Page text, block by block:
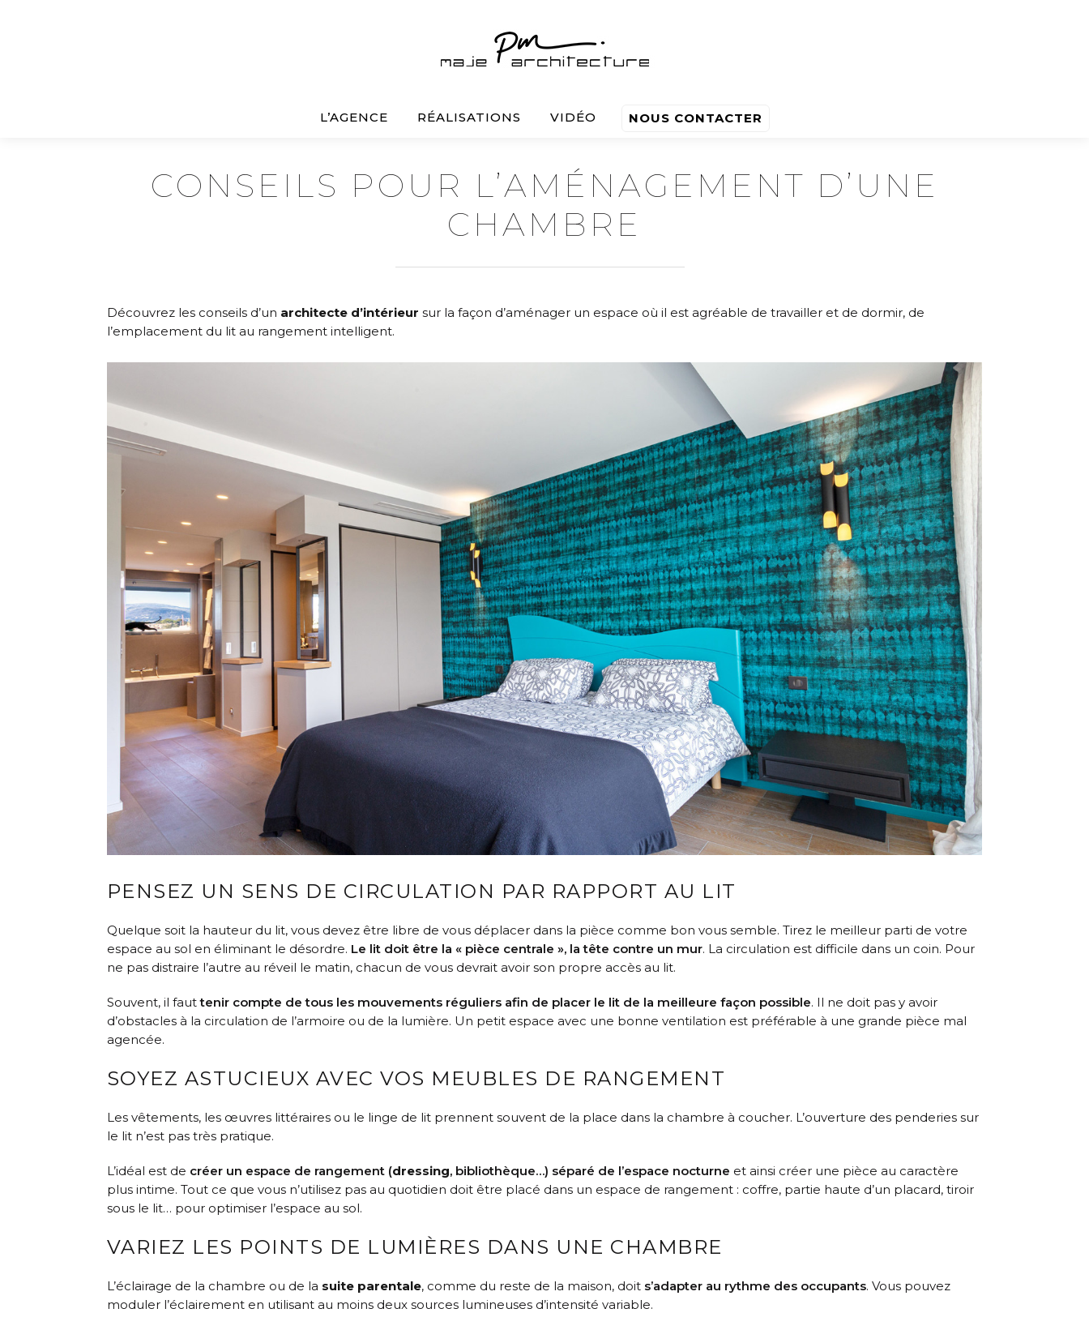
L’AGENCE RÉALISATIONS VIDÉO NOUS CONTACTER
CONSEILS POUR L’AMÉNAGEMENT D’UNE
CHAMBRE
Découvrez les conseils d’un architecte d’intérieur sur la façon d’aménager un espace où il est agréable de travailler et de dormir, de
l’emplacement du lit au rangement intelligent.
PENSEZ UN SENS DE CIRCULATION PAR RAPPORT AU LIT
Quelque soit la hauteur du lit, vous devez être libre de vous déplacer dans la pièce comme bon vous semble. Tirez le meilleur parti de votre
espace au sol en éliminant le désordre. Le lit doit être la « pièce centrale », la tête contre un mur. La circulation est difficile dans un coin. Pour
ne pas distraire l’autre au réveil le matin, chacun de vous devrait avoir son propre accès au lit.
Souvent, il fauttenir compte de tous les mouvements réguliers afin de placer le lit de la meilleure façon possible. Il ne doit pas y avoir
d’obstacles à la circulation de l’armoire ou de la lumière. Un petit espace avec une bonne ventilation est préférable à une grande pièce mal
agencée.
SOYEZ ASTUCIEUX AVEC VOS MEUBLES DE RANGEMENT
Les vêtements, les œuvres littéraires ou le linge de lit prennent souvent de la place dans la chambre à coucher. L’ouverture des penderies sur
le lit n’est pas très pratique.
L’idéal est de créer un espace de rangement (dressing, bibliothèque…) séparé de l’espace nocturne et ainsi créer une pièce au caractère
plus intime. Tout ce que vous n’utilisez pas au quotidien doit être placé dans un espace de rangement : coffre, partie haute d’un placard, tiroir
sous le lit… pour optimiser l’espace au sol.
VARIEZ LES POINTS DE LUMIÈRES DANS UNE CHAMBRE
L’éclairage de la chambre ou de la suite parentale, comme du reste de la maison, doit s’adapter au rythme des occupants. Vous pouvez
moduler l’éclairement en utilisant au moins deux sources lumineuses d’intensité variable.